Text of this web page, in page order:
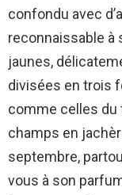
confondu avec
reconnaissable à
jaunes,
divisées en trois
comme celles du
champs en
septembre,
vous à son